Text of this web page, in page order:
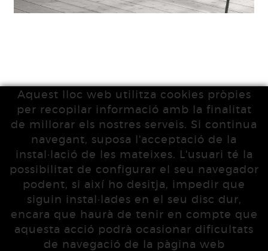
Aquest lloc web utilitza cookies pròpies
per recopilar informació amb la finalitat
de millorar els nostres serveis. Si continua
navegant, suposa l'acceptació de la
instal·lació de les mateixes. L'usuari té la
possibilitat de configurar el seu navegador
podent, si així ho desitja, impedir que
siguin instal·lades en el seu disc dur,
encara que haurà de tenir en compte que
aquesta acció podrà ocasionar dificultats
de navegació de la pàgina web